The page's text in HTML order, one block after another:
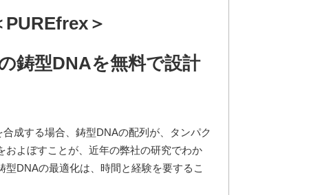
PUREfrex＞
鋳型DNAを無料で設計
成する場合、鋳型DNAの配列が、タンパク
およぼすことが、近年の弊社の研究でわか
型DNAの最適化は、時間と経験を要するこ